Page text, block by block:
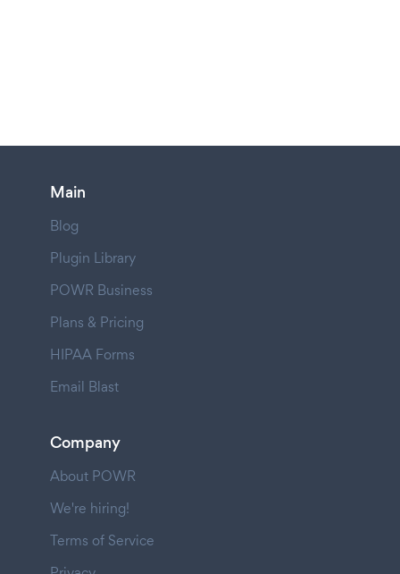
Main
Blog
Plugin Library
POWR Business
Plans & Pricing
HIPAA Forms
Email Blast
Company
About POWR
We're hiring!
Terms of Service